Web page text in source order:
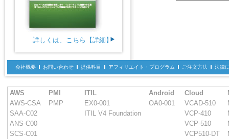
詳しくは、こちら【詳細】
会社概要 お問い合わせ 提供科目 アフィリエイト・プログラム ご注文方法 法律
AWS
AWS-CSA
SAA-C02
ANS-C00
SCS-C01
PMI
PMP
ITIL
EX0-001
ITIL V4 Foundation
Android
OA0-001
Cloud
VCAD-510
VCP-410
VCP-510
VCP510-DT